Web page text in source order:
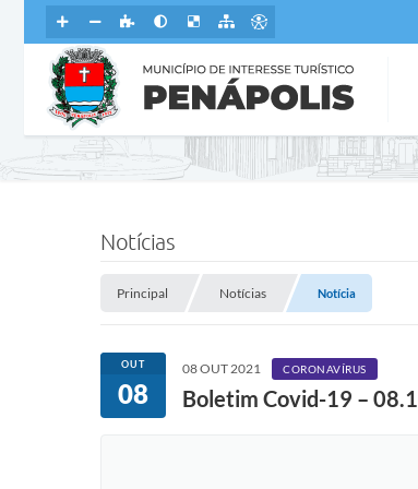
Notícias
Principal Notícias Notícia
OUT
08
08 OUT 2021 CORONAVÍRUS
Boletim Covid-19 –